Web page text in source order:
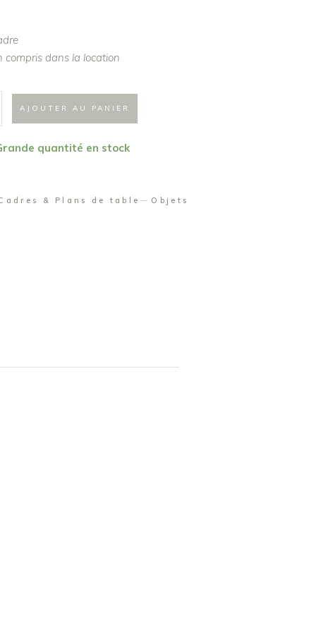
compris dans la location
AJOUTER AU PANIER
quantité en stock
& Plans de table
Objets